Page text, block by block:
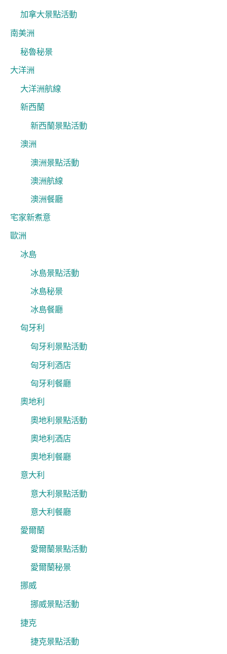
加拿大景點活動
南美洲
秘魯秘景
大洋洲
大洋洲航線
新西蘭
新西蘭景點活動
澳洲
澳洲景點活動
澳洲航線
澳洲餐廳
宅家新煮意
歐洲
冰島
冰島景點活動
冰島秘景
冰島餐廳
匈牙利
匈牙利景點活動
匈牙利酒店
匈牙利餐廳
奧地利
奧地利景點活動
奧地利酒店
奧地利餐廳
意大利
意大利景點活動
意大利餐廳
愛爾蘭
愛爾蘭景點活動
愛爾蘭秘景
挪威
挪威景點活動
捷克
捷克景點活動